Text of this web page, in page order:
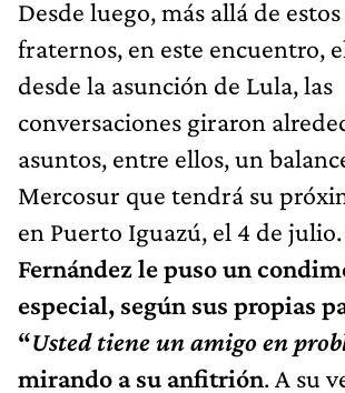
Desde luego, más allá de
fraternos, en este encuentro,
desde la asunción de Lula, las
conversaciones giraron
asuntos, entre ellos, un
Mercosur que tendrá su
en Puerto Iguazú, el 4 de
Fernández le puso un
especial, según sus propias
“Usted tiene un amigo en
mirando a su anfitrión. A su